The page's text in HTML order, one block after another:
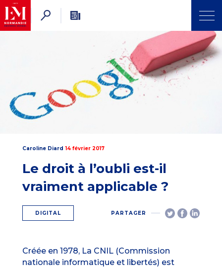
Caroline Diard 14 février 2017
Le droit à l’oubli est-il
vraiment applicable ?
DIGITAL PARTAGER
Créée en 1978, La CNIL (Commission
nationale informatique et libertés) est